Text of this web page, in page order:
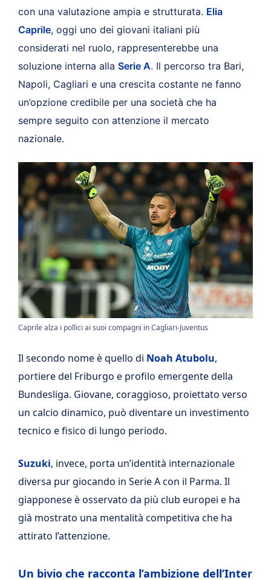
con una valutazione ampia e strutturata. Elia
Caprile, oggi uno dei giovani italiani più
considerati nel ruolo, rappresenterebbe una
soluzione interna alla Serie A. Il percorso tra Bari,
Napoli, Cagliari e una crescita costante ne fanno
un’opzione credibile per una società che ha
sempre seguito con attenzione il mercato
nazionale.
Caprile alza i pollici ai suoi compagni in Cagliari-Juventus
Il secondo nome è quello di Noah Atubolu,
portiere del Friburgo e profilo emergente della
Bundesliga. Giovane, coraggioso, proiettato verso
un calcio dinamico, può diventare un investimento
tecnico e fisico di lungo periodo.
Suzuki, invece, porta un’identità internazionale
diversa pur giocando in Serie A con il Parma. Il
giapponese è osservato da più club europei e ha
già mostrato una mentalità competitiva che ha
attirato l’attenzione.
Un bivio che racconta l’ambizione dell’Inter